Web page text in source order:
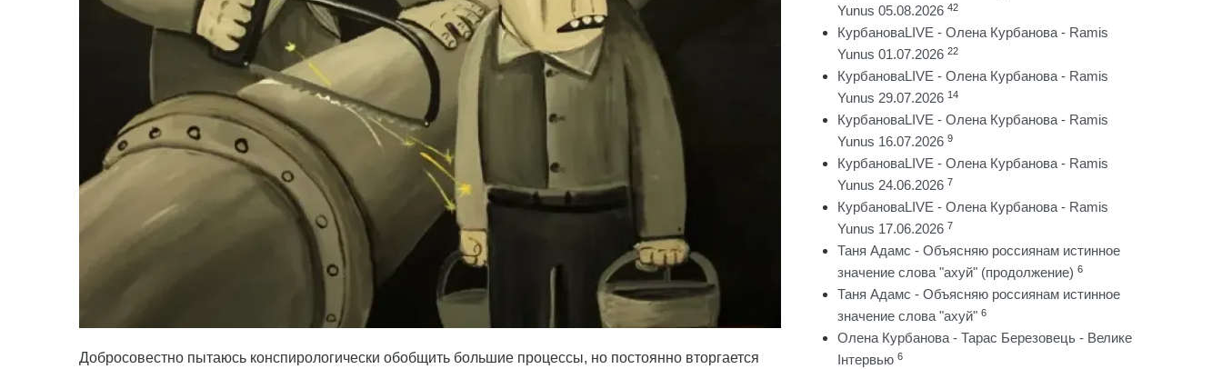
Добросовестно пытаюсь конспирологически обобщить большие процессы, но постоянно вторгается
Yunus 05.08.2026 42
КурбановаLIVE - Олена Курбанова - Ramis
Yunus 01.07.2026 22
КурбановаLIVE - Олена Курбанова - Ramis
Yunus 29.07.2026 14
КурбановаLIVE - Олена Курбанова - Ramis
Yunus 16.07.2026 9
КурбановаLIVE - Олена Курбанова - Ramis
Yunus 24.06.2026 7
КурбановаLIVE - Олена Курбанова - Ramis
Yunus 17.06.2026 7
Таня Адамс - Объясняю россиянам истинное
значение слова "ахуй" (продолжение) 6
Таня Адамс - Объясняю россиянам истинное
значение слова "ахуй" 6
Олена Курбанова - Тарас Березовець - Велике
Інтервью 6